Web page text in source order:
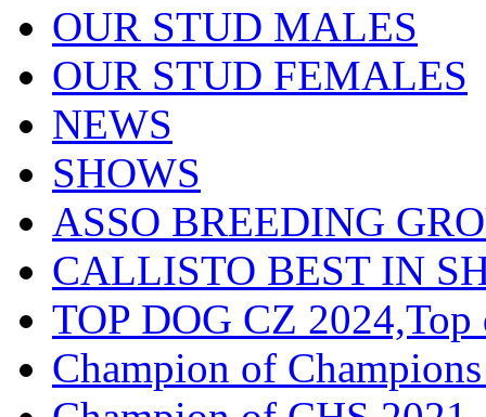
OUR STUD MALES
OUR STUD FEMALES
NEWS
SHOWS
ASSO BREEDING
CALLISTO BEST IN
TOP DOG CZ
Champion of